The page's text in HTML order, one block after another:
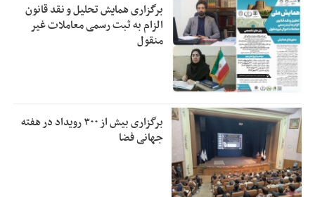
برگزاری همایش تحلیل و نقد قانون
الزام به ثبت رسمی معاملات غیر
منقول
برگزاری بیش از ۳۰۰ رویداد در هفته
جهانی فضا